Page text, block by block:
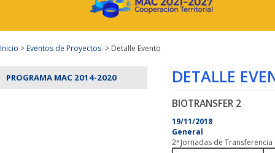
Inicio >Eventos de Proyectos > Detalle Evento
PROGRAMA MAC 2014-2020 DETALLE
BIOTRANSFER 2
19/11/2018
General
2ª Jornadas de